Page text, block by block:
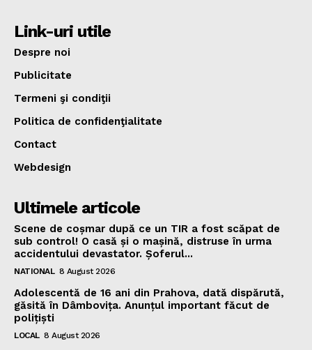
Link-uri utile
Despre noi
Publicitate
Termeni şi condiţii
Politica de confidenţialitate
Contact
Webdesign
Ultimele articole
Scene de coșmar după ce un TIR a fost scăpat de
sub control! O casă și o mașină, distruse în urma
accidentului devastator. Șoferul...
NATIONAL 8 August 2026
Adolescentă de 16 ani din Prahova, dată dispărută,
găsită în Dâmbovița. Anunțul important făcut de
polițiști
LOCAL 8 August 2026